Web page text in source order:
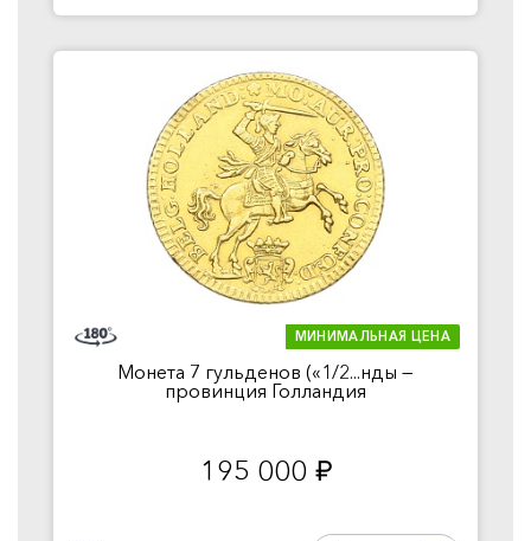
МИНИМАЛЬНАЯ ЦЕНА
Монета 7 гульденов («1/2...нды —
провинция Голландия
195 000 руб.